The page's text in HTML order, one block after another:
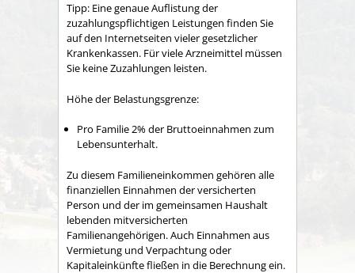
Tipp: Eine genaue Auflistung der
zuzahlungspflichtigen Leistungen finden Sie
auf den Internetseiten vieler gesetzlicher
Krankenkassen. Für viele Arzneimittel müssen
Sie keine Zuzahlungen leisten.
Höhe der Belastungsgrenze:
Pro Familie 2% der Bruttoeinnahmen zum
Lebensunterhalt.
Zu diesem Familieneinkommen gehören alle
finanziellen Einnahmen der versicherten
Person und der im gemeinsamen Haushalt
lebenden mitversicherten
Familienangehörigen.Auch Einnahmen aus
Vermietung und Verpachtung oder
Kapitaleinkünfte fließen in die Berechnung ein.